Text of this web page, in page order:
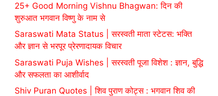
25+ Good Morning Vishnu Bhagwan: दिन की
शुरुआत भगवान विष्णु के नाम से
Saraswati Mata Status | सरस्वती माता स्टेटस: भक्ति
और ज्ञान से भरपूर प्रेरणादायक विचार
Saraswati Puja Wishes | सरस्वती पूजा विशेश : ज्ञान, बुद्धि
और सफलता का आशीर्वाद
Shiv Puran Quotes | शिव पुराण कोट्स : भगवान शिव की